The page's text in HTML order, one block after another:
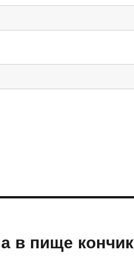
в пище кончик